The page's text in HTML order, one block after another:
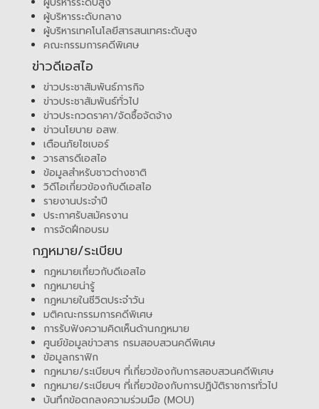
ผู้บริหารระดับกลาง
ผู้บริหารเทคโนโลยีสารสนเทศระดับสูง
คณะกรรมการคดีพิเศษ
ข่าวดีเอสไอ
ข่าวประชาสัมพันธ์ภารกิจ
ข่าวประชาสัมพันธ์ทั่วไป
ข่าวประกวดราคา/จัดซื้อจัดจ้าง
ข่าวนโยบาย อสพ.
เตือนภัยไซเบอร์
วารสารดีเอสไอ
ข้อมูลสำหรับชาวต่างชาติ
วิดีโอเกี่ยวข้องกับดีเอสไอ
รายงานประจำปี
ประกาศรับสมัครงาน
การจัดฝึกอบรม
กฎหมาย/ระเบียบ
กฎหมายเกี่ยวกับดีเอสไอ
กฎหมายน่ารู้
กฎหมายในชีวิตประจำวัน
มติคณะกรรมการคดีพิเศษ
การรับฟังความคิดเห็นด้านกฎหมาย
ศูนย์ข้อมูลข่าวสาร กรมสอบสวนคดีพิเศษ
ข้อมูลกราฟิก
กฎหมาย/ระเบียบฯ ที่เกี่ยวข้องกับการสอบสวนคดีพิเศษ
กฎหมาย/ระเบียบฯ ที่เกี่ยวข้องกับการปฏิบัติราชการทั่วไป
บันทึกข้อตกลงความร่วมมือ (MOU)